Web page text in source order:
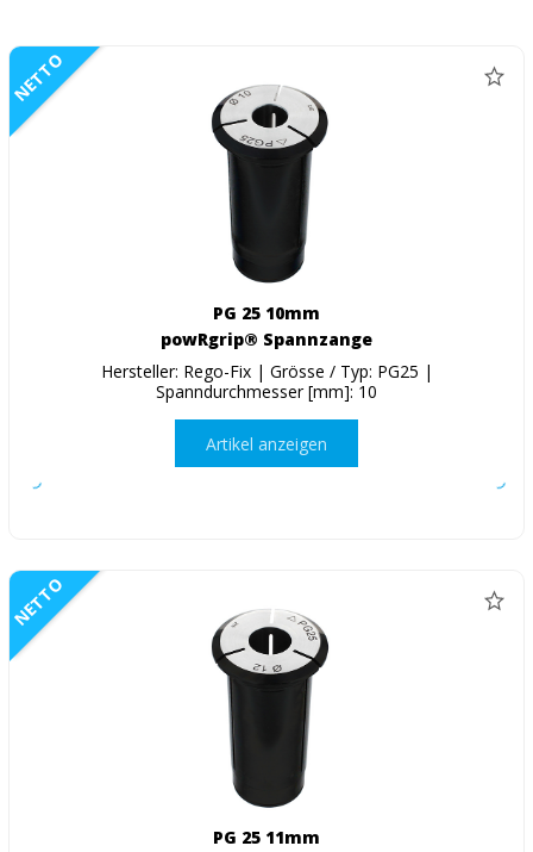
NETTO
PG 25 10mm
powRgrip® Spannzange
Hersteller: Rego-Fix | Grösse / Typ: PG25 |
Spanndurchmesser [mm]: 10
Artikel anzeigen
NETTO
PG 25 11mm